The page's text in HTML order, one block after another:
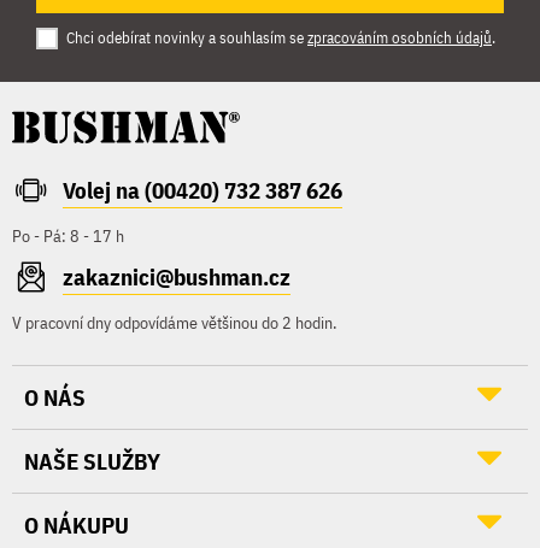
Chci odebírat novinky a souhlasím sezpracováním osobních údajů.
Volej na (00420) 732 387 626
Po - Pá: 8 - 17 h
zakaznici@bushman.cz
V pracovní dny odpovídáme většinou do 2 hodin.
O NÁS
NAŠE SLUŽBY
O NÁKUPU